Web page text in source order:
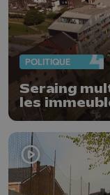
POLITIQUE
Seraing
les
un succès ?